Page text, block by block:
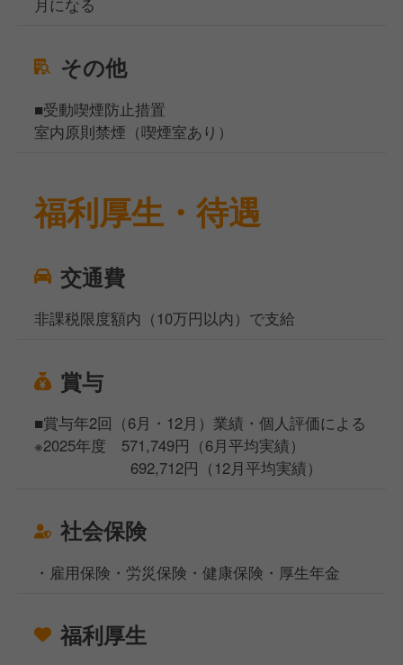
月になる
その他
■受動喫煙防止措置
室内原則禁煙（喫煙室あり）
福利厚生・待遇
交通費
非課税限度額内（10万円以内）で支給
賞与
■賞与年2回（6月・12月）業績・個人評価による
※2025年度 571,749円（6月平均実績）
692,712円（12月平均実績）
社会保険
・雇用保険・労災保険・健康保険・厚生年金
福利厚生